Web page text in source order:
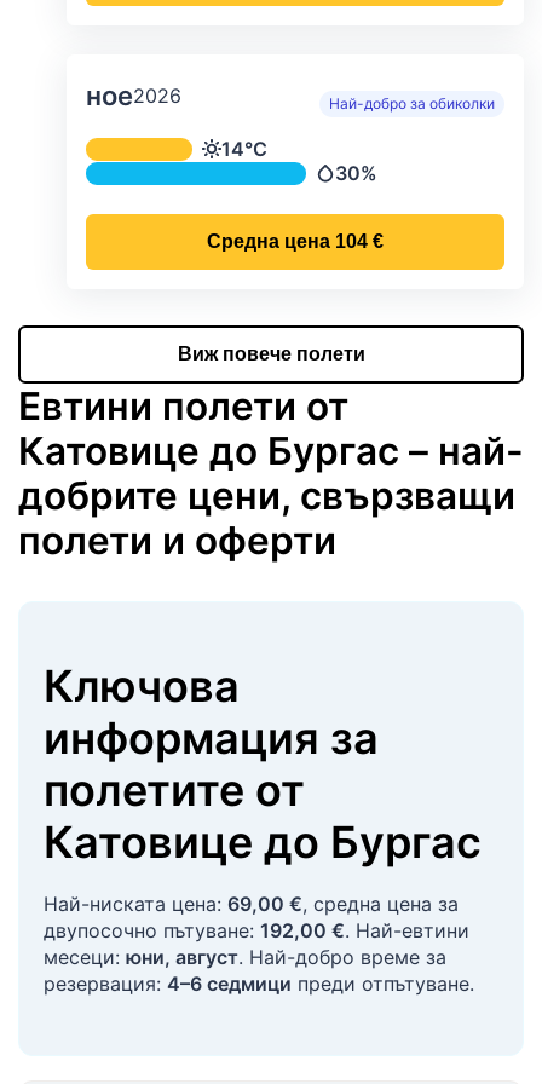
ное2026 Най-добро за обиколки
Средна месечна температура и
Температура
14°C
Валежи
30%
Средна цена 104 €
Виж повече полети
Евтини полети от
Катовице до Бургас – най-
добрите цени, свързващи
полети и оферти
Ключова
информация за
полетите от
Катовице до Бургас
Най-ниската цена: 69,00 €, средна цена за
двупосочно пътуване: 192,00 €. Най-евтини
месеци: юни, август. Най-добро време за
резервация: 4–6 седмици преди отпътуване.